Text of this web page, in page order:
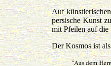
Auf
persische Kunst
mit Pfeilen auf die
Der Kosmos ist
"Aus dem